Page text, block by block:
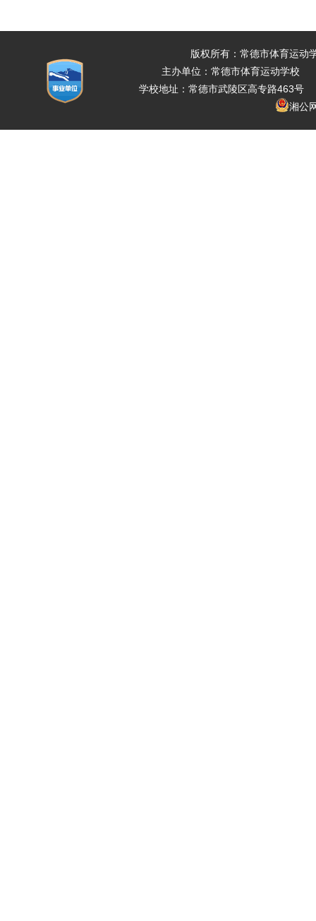
版权所有：常德市体育运
主办单位：常德市体育运动学校
学校地址：常德市武陵区高专路463
湘公